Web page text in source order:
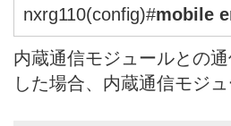
nxrg110(config)#mobile
内蔵通信モジュールとの
した場合、内蔵通信モジ